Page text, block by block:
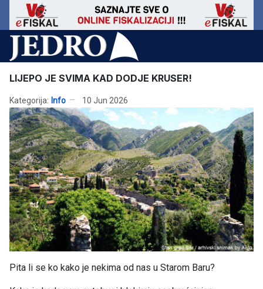
LIJEPO JE SVIMA KAD DODJE KRUSER!
Kategorija: Info 10 Jun 2026
Pita li se ko kako je nekima od nas u Starom Baru?